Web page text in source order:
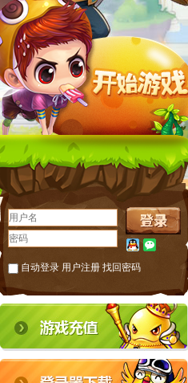
自动登录 用户注册 找回密码